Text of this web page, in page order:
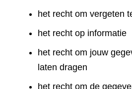
het recht om vergeten
het recht op informatie
het recht om jouw
laten dragen
het recht om de